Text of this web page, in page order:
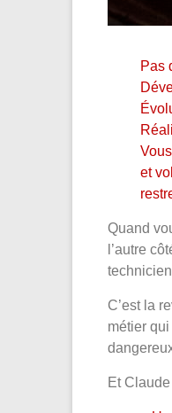
Pas
et
Quand
l’autre
C’est la
métier
Et